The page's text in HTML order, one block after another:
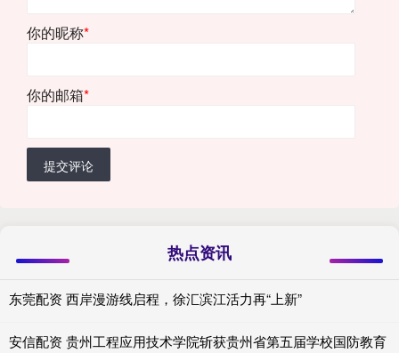
你的昵称*
你的邮箱*
提交评论
热点资讯
东莞配资 西岸漫游线启程，徐汇滨江活力再“上新”
安信配资 贵州工程应用技术学院斩获贵州省第五届学校国防教育